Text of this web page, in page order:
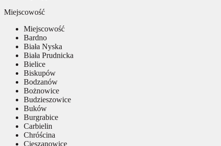
Miejscowość
Miejscowość
Bardno
Biała Nyska
Biała Prudnicka
Bielice
Biskupów
Bodzanów
Bożnowice
Budzieszowice
Buków
Burgrabice
Carbielin
Chróścina
Cieszanowice